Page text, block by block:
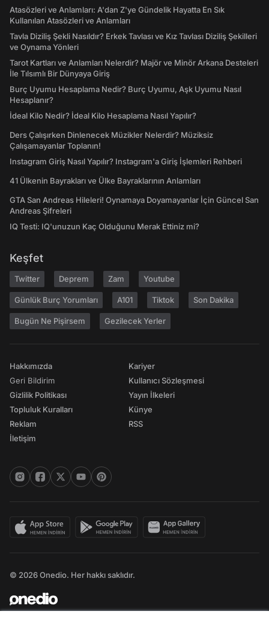
Atasözleri ve Anlamları: A'dan Z'ye Gündelik Hayatta En Sık
Kullanılan Atasözleri ve Anlamları
Tavla Diziliş Şekli Nasıldır? Erkek Tavlası ve Kız Tavlası Diziliş Şekilleri
ve Oynama Yönleri
Tarot Kartları ve Anlamları Nelerdir? Majör ve Minör Arkana Desteleri
İle Tılsımlı Bir Dünyaya Giriş
Burç Uyumu Hesaplama Nedir? Burç Uyumu, Aşk Uyumu Nasıl
Hesaplanır?
İdeal Kilo Nedir? İdeal Kilo Hesaplama Nasıl Yapılır?
Ders Çalışırken Dinlenecek Müzikler Nelerdir? Müziksiz
Çalışamayanlar Toplanın!
Instagram Giriş Nasıl Yapılır? Instagram'a Giriş İşlemleri Rehberi
41 Ülkenin Bayrakları ve Ülke Bayraklarının Anlamları
GTA San Andreas Hileleri! Oynamaya Doyamayanlar İçin Güncel San
Andreas Şifreleri
IQ Testi: IQ'unuzun Kaç Olduğunu Merak Ettiniz mi?
Keşfet
Twitter Deprem Zam Youtube
Günlük Burç Yorumları A101 Tiktok Son Dakika
Bugün Ne Pişirsem Gezilecek Yerler
Hakkımızda
Geri Bildirim
Gizlilik Politikası
Topluluk Kuralları
Reklam
İletişim
Kariyer
Kullanıcı Sözleşmesi
Yayın İlkeleri
Künye
RSS
© 2026 Onedio. Her hakkı saklıdır.